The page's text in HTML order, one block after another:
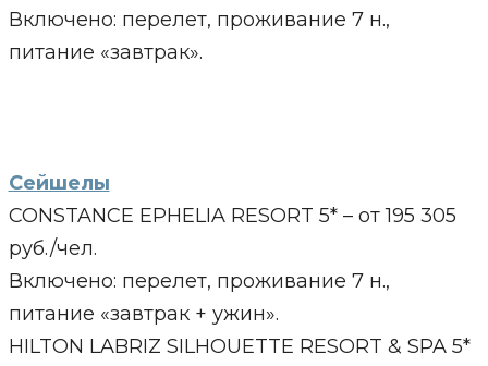
Включено: перелет, проживание 7 н.,
питание «завтрак».
Сейшелы
CONSTANCE EPHELIA RESORT 5* – от 195 305
руб./чел.
Включено: перелет, проживание 7 н.,
питание «завтрак + ужин».
HILTON LABRIZ SILHOUETTE RESORT & SPA 5*